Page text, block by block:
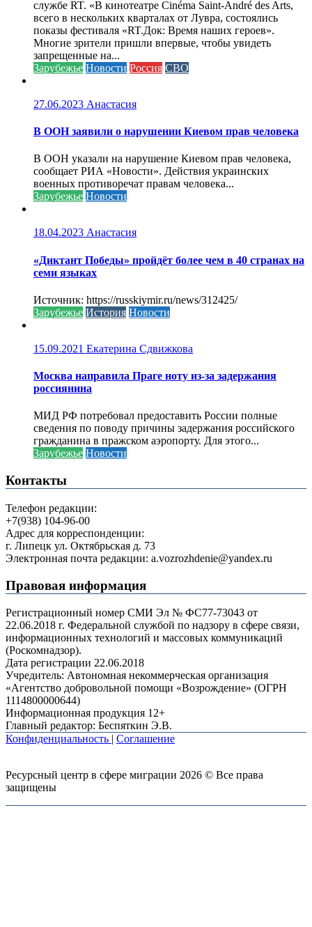
службе RT. «В кинотеатре Cinéma Saint-André des Arts,
всего в нескольких кварталах от Лувра, состоялись
показы фестиваля «RT.Док: Время наших героев».
Многие зрители пришли впервые, чтобы увидеть
запрещенные на...
Зарубежье Новости Россия СВО
27.06.2023 Анастасия
В ООН заявили о нарушении Киевом прав человека
В ООН указали на нарушение Киевом прав человека,
сообщает РИА «Новости». Действия украинских
военных противоречат правам человека...
Зарубежье Новости
18.04.2023 Анастасия
«Диктант Победы» пройдёт более чем в 40 странах на
семи языках
Источник: https://russkiymir.ru/news/312425/
Зарубежье История Новости
15.09.2021 Екатерина Сдвижкова
Москва направила Праге ноту из-за задержания
россиянина
МИД РФ потребовал предоставить России полные
сведения по поводу причины задержания российского
гражданина в пражском аэропорту. Для этого...
Зарубежье Новости
Контакты
Телефон редакции:
+7(938) 104-96-00
Адрес для корреспонденции:
г. Липецк ул. Октябрьская д. 73
Электронная почта редакции: a.vozrozhdenie@yandex.ru
Правовая информация
Регистрационный номер СМИ Эл № ФС77-73043 от
22.06.2018 г. Федеральной службой по надзору в сфере связи,
информационных технологий и массовых коммуникаций
(Роскомнадзор).
Дата регистрации 22.06.2018
Учредитель: Автономная некоммерческая организация
«Агентство добровольной помощи «Возрождение» (ОГРН
1114800000644)
Информационная продукция 12+
Главный редактор: Беспяткин Э.В.
Конфиденциальность | Соглашение
Ресурсный центр в сфере миграции 2026 © Все права
защищены